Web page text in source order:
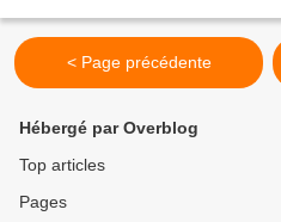
< Page précédente
Hébergé par Overblog
Top articles
Pages